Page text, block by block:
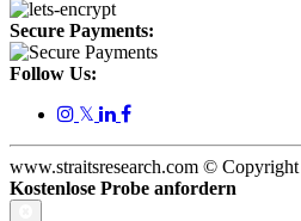
Secure Payments:
Follow Us:
𝕏
www.straitsresearch.com © Copyright
Kostenlose Probe anfordern